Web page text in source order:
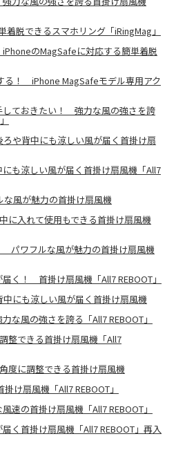
脱できるスマホリング「iRingMag」
のMagSafeに対応する簡単着脱
る！ iPhone MagSafeモデル専用アク
しておきたい！ 強力な風の強さを誇
や背中にも涼しい風が届く首掛け扇
も涼しい風が届く首掛け扇風機「All7
風が魅力の首掛け扇風機
入れて使用もできる首掛け扇風機
パワフルな風が魅力の首掛け扇風機
く！ 首掛け扇風機「All7 REBOOT」
にも涼しい風が届く首掛け扇風機
な風の強さを誇る「All7 REBOOT」
整できる首掛け扇風機「All7
度に調整できる首掛け扇風機
け扇風機「All7 REBOOT」
の首掛け扇風機「All7 REBOOT」
く首掛け扇風機「All7 REBOOT」再入